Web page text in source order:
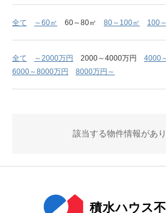
全て ～60㎡ 60～80㎡ 80～100㎡ 100
全て ～2000万円 2000～4000万円
4000
6000～8000万円
8000万円～
該当する物件情報があり
積水ハウス